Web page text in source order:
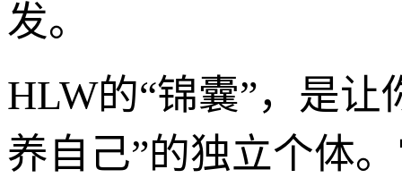
发。
HLW的“锦囊”，是
养自己”的独立个体